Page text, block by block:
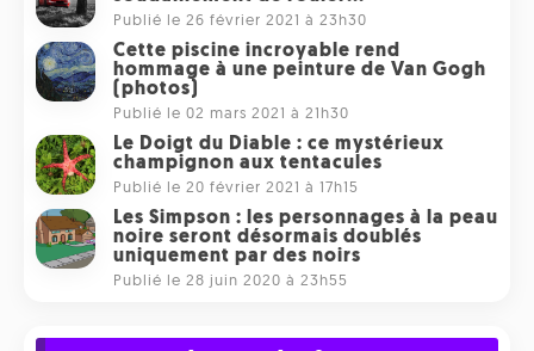
Publié le 26 février 2021 à 23h30
Cette piscine incroyable rend
hommage à une peinture de Van Gogh
(photos)
Publié le 02 mars 2021 à 21h30
Le Doigt du Diable : ce mystérieux
champignon aux tentacules
Publié le 20 février 2021 à 17h15
Les Simpson : les personnages à la peau
noire seront désormais doublés
uniquement par des noirs
Publié le 28 juin 2020 à 23h55